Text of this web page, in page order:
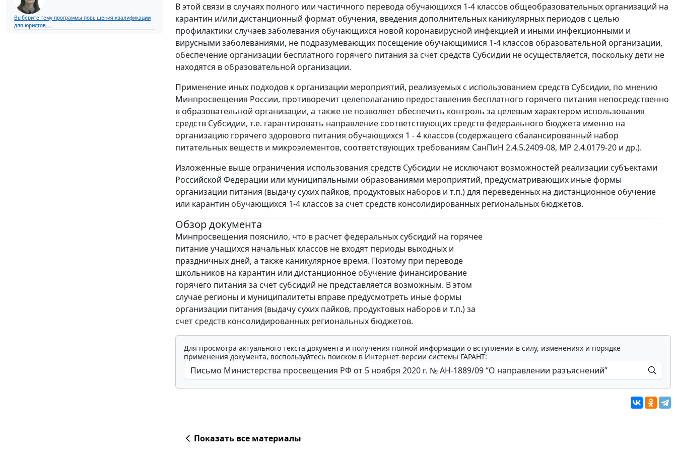
Выберите тему программы повышения квалификации
для юристов ...
В этой связи в случаях полного или частичного перевода обучающихся 1-4 классов общеобразовательных организаций на
карантин и/или дистанционный формат обучения, введения дополнительных каникулярных периодов с целью
профилактики случаев заболевания обучающихся новой коронавирусной инфекцией и иными инфекционными и
вирусными заболеваниями, не подразумевающих посещение обучающимися 1-4 классов образовательной организации,
обеспечение организации бесплатного горячего питания за счет средств Субсидии не осуществляется, поскольку дети не
находятся в образовательной организации.
Применение иных подходов к организации мероприятий, реализуемых с использованием средств Субсидии, по мнению
Минпросвещения России, противоречит целеполаганию предоставления бесплатного горячего питания непосредственно
в образовательной организации, а также не позволяет обеспечить контроль за целевым характером использования
средств Субсидии, т.е. гарантировать направление соответствующих средств федерального бюджета именно на
организацию горячего здорового питания обучающихся 1 - 4 классов (содержащего сбалансированный набор
питательных веществ и микроэлементов, соответствующих требованиям СанПиН 2.4.5.2409-08, MP 2.4.0179-20 и др.).
Изложенные выше ограничения использования средств Субсидии не исключают возможностей реализации субъектами
Российской Федерации или муниципальными образованиями мероприятий, предусматривающих иные формы
организации питания (выдачу сухих пайков, продуктовых наборов и т.п.) для переведенных на дистанционное обучение
или карантин обучающихся 1-4 классов за счет средств консолидированных региональных бюджетов.
Обзор документа
Минпросвещения пояснило, что в расчет федеральных субсидий на горячее
питание учащихся начальных классов не входят периоды выходных и
праздничных дней, а также каникулярное время. Поэтому при переводе
школьников на карантин или дистанционное обучение финансирование
горячего питания за счет субсидий не представляется возможным. В этом
случае регионы и муниципалитеты вправе предусмотреть иные формы
организации питания (выдачу сухих пайков, продуктовых наборов и т.п.) за
счет средств консолидированных региональных бюджетов.
Для просмотра актуального текста документа и получения полной информации о вступлении в силу, изменениях и порядке
применения документа, воспользуйтесь поиском в Интернет-версии системы ГАРАНТ:
Показать все материалы